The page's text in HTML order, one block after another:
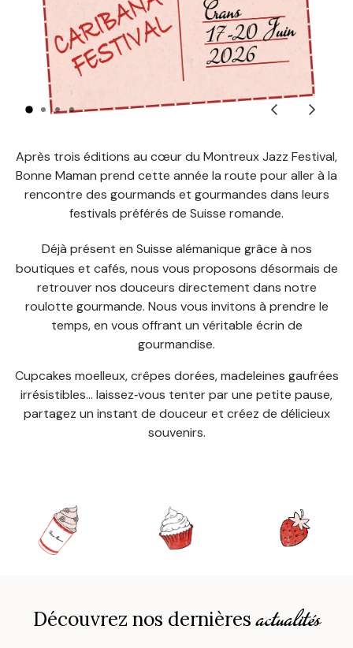
PrécédentSuivant
Après trois éditions au cœur du Montreux Jazz Festival,
Bonne Maman prend cette année la route pour aller à la
rencontre des gourmands et gourmandes dans leurs
festivals préférés de Suisse romande.
Déjà présent en Suisse alémanique grâce à nos
boutiques et cafés, nous vous proposons désormais de
retrouver nos douceurs directement dans notre
roulotte gourmande. Nous vous invitons à prendre le
temps, en vous offrant un véritable écrin de
gourmandise.
Cupcakes moelleux, crêpes dorées, madeleines gaufrées
irrésistibles… laissez‑vous tenter par une petite pause,
partagez un instant de douceur et créez de délicieux
souvenirs.
Découvrez nos dernièresactualités